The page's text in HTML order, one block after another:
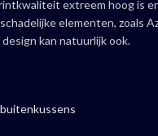
extreem hoog is
elementen, zoals
kan natuurlijk ook.
buitenkussens